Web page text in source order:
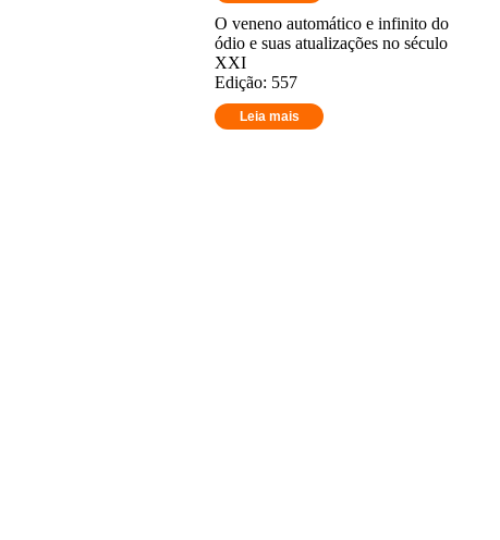
O veneno automático e infinito do
ódio e suas atualizações no século
XXI
Edição: 557
Leia mais